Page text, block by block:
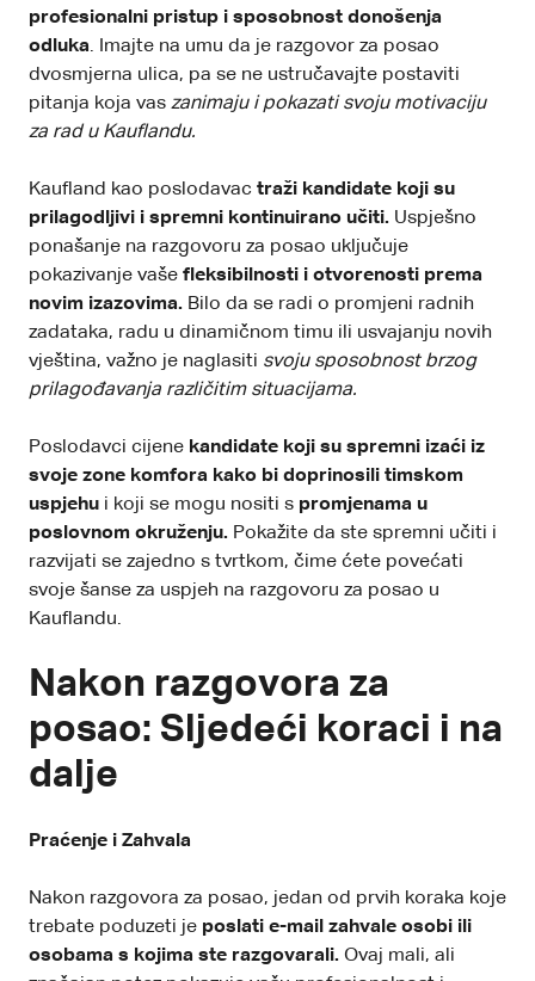
profesionalni pristup i sposobnost donošenja
odluka. Imajte na umu da je razgovor za posao
dvosmjerna ulica, pa se ne ustručavajte postaviti
pitanja koja vas zanimaju i pokazati svoju motivaciju
za rad u Kauflandu.
Kaufland kao poslodavac traži kandidate koji su
prilagodljivi i spremni kontinuirano učiti. Uspješno
ponašanje na razgovoru za posao uključuje
pokazivanje vaše fleksibilnosti i otvorenosti prema
novim izazovima. Bilo da se radi o promjeni radnih
zadataka, radu u dinamičnom timu ili usvajanju novih
vještina, važno je naglasiti svoju sposobnost brzog
prilagođavanja različitim situacijama.
Poslodavci cijene kandidate koji su spremni izaći iz
svoje zone komfora kako bi doprinosili timskom
uspjehu i koji se mogu nositi s promjenama u
poslovnom okruženju. Pokažite da ste spremni učiti i
razvijati se zajedno s tvrtkom, čime ćete povećati
svoje šanse za uspjeh na razgovoru za posao u
Kauflandu.
Nakon razgovora za
posao: Sljedeći koraci i na
dalje
Praćenje i Zahvala
Nakon razgovora za posao, jedan od prvih koraka koje
trebate poduzeti je poslati e-mail zahvale osobi ili
osobama s kojima ste razgovarali. Ovaj mali, ali